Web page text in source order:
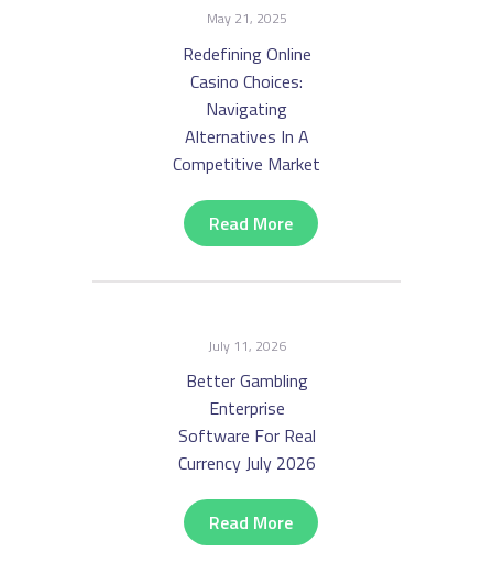
May 21, 2025
Redefining Online
Casino Choices:
Navigating
Alternatives In A
Competitive Market
Read More
July 11, 2026
Better Gambling
Enterprise
Software For Real
Currency July 2026
Read More